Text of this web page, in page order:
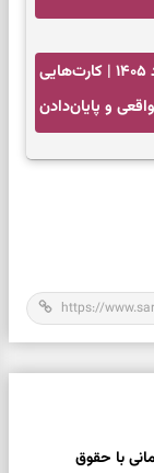
فال تاروت امروز پنجشنبه ۱۵ مرداد ۱۴۰۵ | کارت‌هایی
و پایان‌دادن
3 میلیون تومانی با حقوق